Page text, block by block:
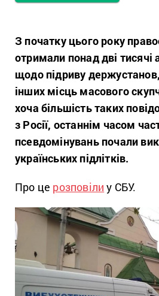
З початку цього року
отримали понад дві тисячі
щодо підриву
інших місць масового
хоча більшість таких
з Росії, останнім часом
псевдомінувань почали
українських підлітків.
Про це розповіли у СБУ.